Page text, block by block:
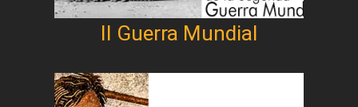
II Guerra Mundial